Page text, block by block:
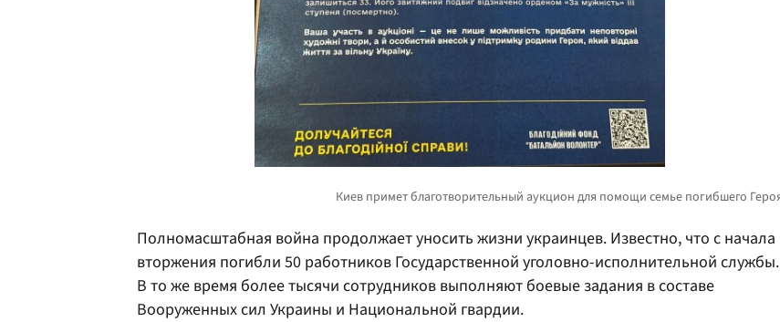
Полномасштабная война продолжает уносить жизни украинцев. Известно, что с начала
вторжения погибли 50 работников Государственной уголовно-исполнительной службы.
В то же время более тысячи сотрудников выполняют боевые задания в составе
Вооруженных сил Украины и Национальной гвардии.